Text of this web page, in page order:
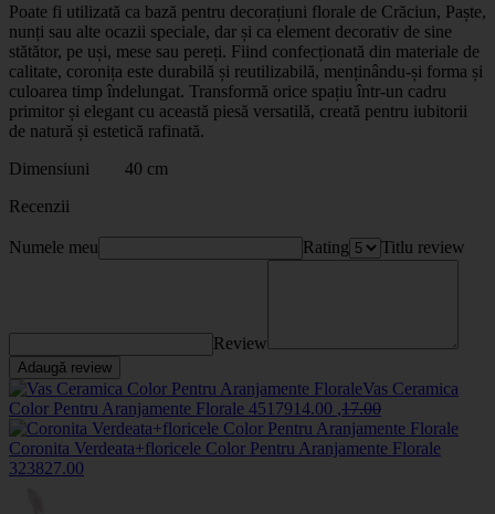
Poate fi utilizată ca bază pentru decorațiuni florale de Crăciun, Paște,
nunți sau alte ocazii speciale, dar și ca element decorativ de sine
stătător, pe uși, mese sau pereți. Fiind confecționată din materiale de
calitate, coronița este durabilă și reutilizabilă, menținându-și forma și
culoarea timp îndelungat. Transformă orice spațiu într-un cadru
primitor și elegant cu această piesă versatilă, creată pentru iubitorii
de natură și estetică rafinată.
Dimensiuni 40 cm
Recenzii
Numele meu Rating Titlu review
Review
Adaugă review
Vas Ceramica
Color Pentru Aranjamente Florale 4517914.00 ,17.00
Coronita Verdeata+floricele Color Pentru Aranjamente Florale
323827.00